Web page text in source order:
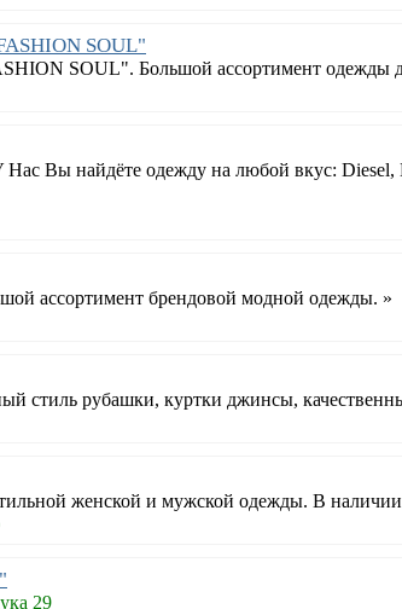
SOUL"
SOUL". Большой ассортимент одежды
Вы найдёте одежду на любой вкус: Diesel,
ассортимент брендовой модной одежды. »
стиль рубашки, куртки джинсы,
женской и мужской одежды. В
29